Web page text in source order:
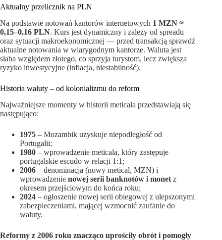
Aktualny przelicznik na PLN
Na podstawie notowań kantorów internetowych 1 MZN ≈
0,15–0,16 PLN. Kurs jest dynamiczny i zależy od spreadu
oraz sytuacji makroekonomicznej — przed transakcją sprawdź
aktualne notowania w wiarygodnym kantorze. Waluta jest
słaba względem złotego, co sprzyja turystom, lecz zwiększa
ryzyko inwestycyjne (inflacja, niestabilność).
Historia waluty – od kolonializmu do reform
Najważniejsze momenty w historii meticala przedstawiają się
następująco:
1975 – Mozambik uzyskuje niepodległość od
Portugalii;
1980 – wprowadzenie meticala, który zastępuje
portugalskie escudo w relacji 1:1;
2006 – denominacja (nowy metical, MZN) i
wprowadzenie nowej serii banknotów i monet z
okresem przejściowym do końca roku;
2024 – ogłoszenie nowej serii obiegowej z ulepszonymi
zabezpieczeniami, mającej wzmocnić zaufanie do
waluty.
Reformy z 2006 roku znacząco uprościły obrót i pomogły